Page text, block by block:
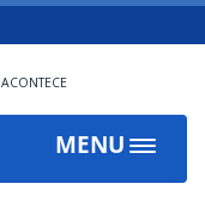
ACONTECE
MENU
Toggle